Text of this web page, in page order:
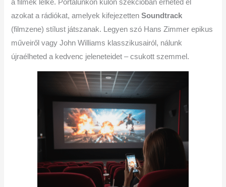
a filmek lelke. Portálunkon külön szekcióban érheted el
azokat a rádiókat, amelyek kifejezettenSoundtrack
(filmzene) stílust játszanak. Legyen szó Hans Zimmer epikus
műveiről vagy John Williams klasszikusairól, nálunk
újraélheted a kedvenc jeleneteidet – csukott szemmel.